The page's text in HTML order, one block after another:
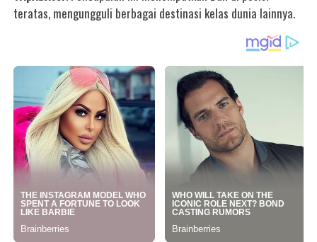
teratas, mengungguli berbagai destinasi kelas dunia lainnya.